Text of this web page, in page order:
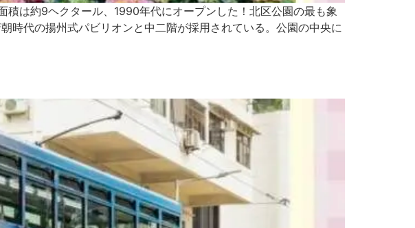
は約9ヘクタール、1990年代にオープンした！北区公園の最も象
時代の揚州式パビリオンと中二階が採用されている。公園の中央に